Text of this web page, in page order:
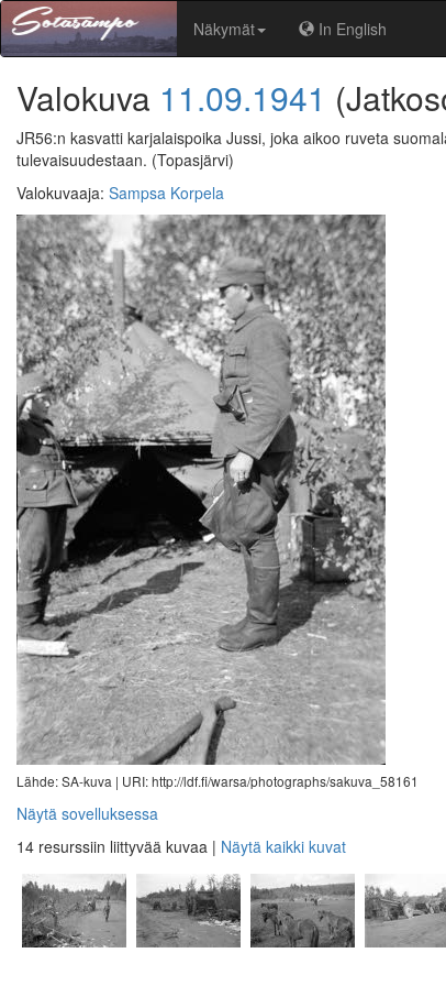
Näkymät In English
Valokuva 11.09.1941
JR56:n kasvatti karjalaispoika Jussi, joka aikoo ruveta
tulevaisuudestaan. (Topasjärvi)
Valokuvaaja: Sampsa Korpela
Lähde: SA-kuva | URI: http://ldf.fi/warsa/photographs/sakuva_58161
Näytä sovelluksessa
14 resurssiin liittyvää kuvaa | Näytä kaikki kuvat